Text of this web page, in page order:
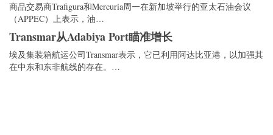
商品交易商Trafigura和Mercuria周一在新加坡举行的亚太石油会议
（APPEC）上表示，油…
Transmar从Adabiya Port瞄准增长
埃及集装箱航运公司Transmar表示，它已利用阿达比亚港，以加强其
在中东和东非航线的存在。…